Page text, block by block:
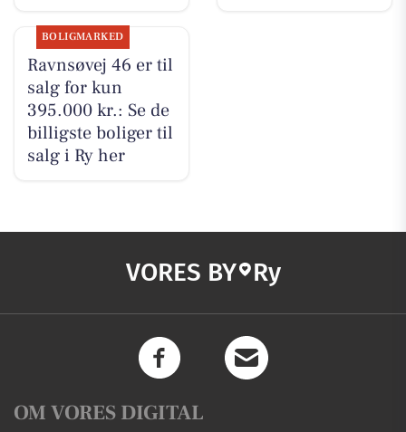
BOLIGMARKED
Ravnsøvej 46 er til
salg for kun
395.000 kr.: Se de
billigste boliger til
salg i Ry her
VORES BY Ry
OM VORES DIGITAL